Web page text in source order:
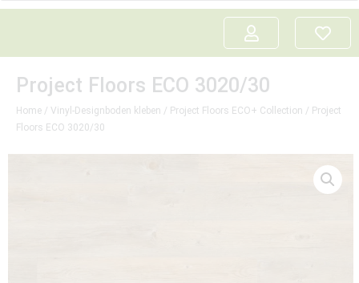
Project Floors ECO 3020/30
Home / Vinyl-Designboden kleben / Project Floors ECO+ Collection / Project
Floors ECO 3020/30